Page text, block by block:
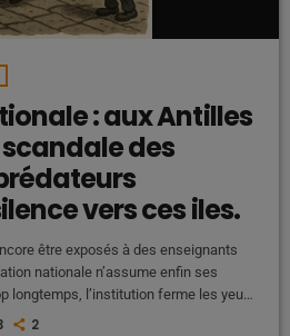
: aux Antilles
des
vers ces iles.
être exposés à des enseignants
nationale n’assume enfin ses
longtemps, l’institution ferme les yeux,
de nos enfants, et déplace les
2